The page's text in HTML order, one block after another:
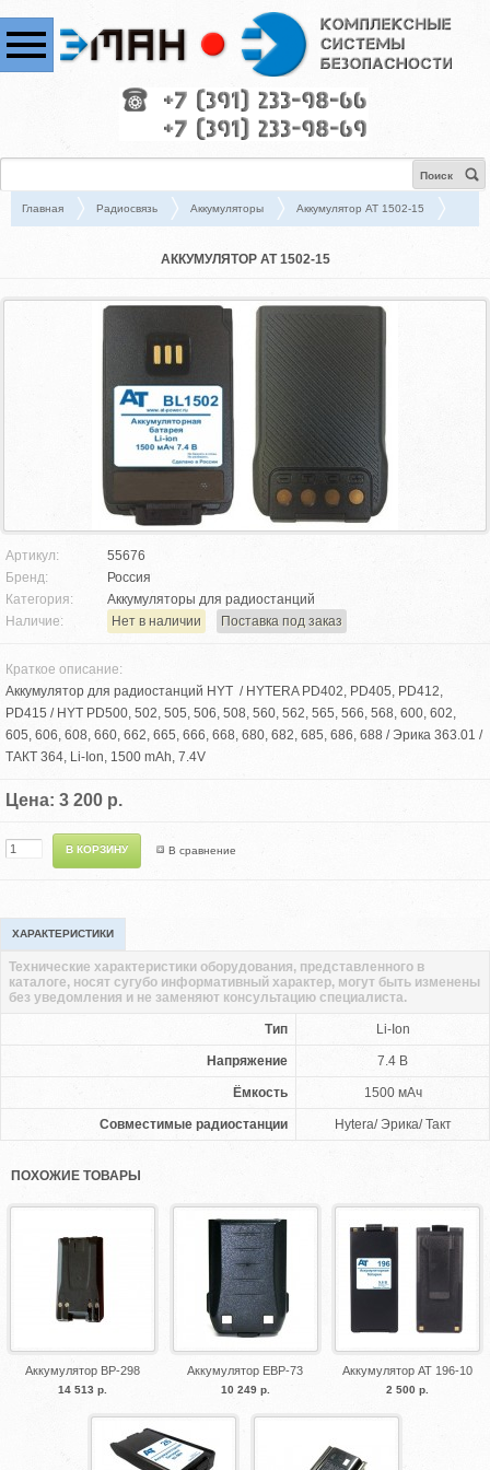
Поиск
Главная Радиосвязь Аккумуляторы Аккумулятор АТ 1502-15
АККУМУЛЯТОР АТ 1502-15
Артикул:
55676
Бренд:
Россия
Категория:
Аккумуляторы для радиостанций
Наличие:
Нет в наличии Поставка под заказ
Краткое описание:
Аккумулятор для радиостанций HYT / HYTERA PD402, PD405, PD412,
PD415 / HYT PD500, 502, 505, 506, 508, 560, 562, 565, 566, 568, 600, 602,
605, 606, 608, 660, 662, 665, 666, 668, 680, 682, 685, 686, 688 / Эрика 363.01 /
ТАКТ 364, Li-Ion, 1500 mAh, 7.4V
Цена: 3 200 р.
В сравнение
ХАРАКТЕРИСТИКИ
Тип Li-Ion
Напряжение 7.4 В
Ёмкость 1500 мАч
Совместимые радиостанции Hytera/ Эрика/ Такт
Технические характеристики оборудования, представленного в
каталоге, носят сугубо информативный характер, могут быть изменены
без уведомления и не заменяют консультацию специалиста.
ПОХОЖИЕ ТОВАРЫ
Аккумулятор BP-298
14 513 р.
Аккумулятор EBP-73
10 249 р.
Аккумулятор АТ 196-10
2 500 р.